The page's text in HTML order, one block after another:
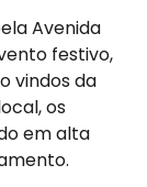
Avenida
festivo,
vindos da
os
em alta